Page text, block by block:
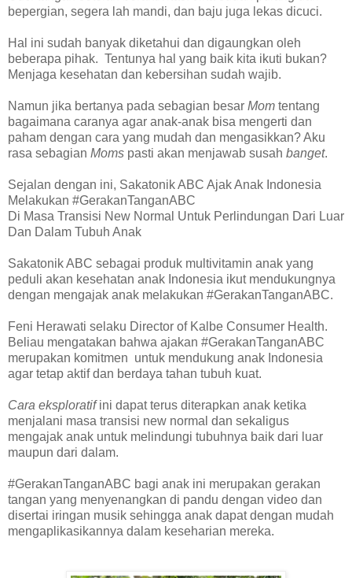
bepergian, segera lah mandi, dan baju juga lekas dicuci.
Hal ini sudah banyak diketahui dan digaungkan oleh
beberapa pihak. Tentunya hal yang baik kita ikuti bukan?
Menjaga kesehatan dan kebersihan sudah wajib.
Namun jika bertanya pada sebagian besar Mom tentang
bagaimana caranya agar anak-anak bisa mengerti dan
paham dengan cara yang mudah dan mengasikkan? Aku
rasa sebagian Moms pasti akan menjawab susah banget.
Sejalan dengan ini, Sakatonik ABC Ajak Anak Indonesia
Melakukan #GerakanTanganABC
Di Masa Transisi New Normal Untuk Perlindungan Dari Luar
Dan Dalam Tubuh Anak
Sakatonik ABC sebagai produk multivitamin anak yang
peduli akan kesehatan anak Indonesia ikut mendukungnya
dengan mengajak anak melakukan #GerakanTanganABC.
Feni Herawati selaku Director of Kalbe Consumer Health.
Beliau mengatakan bahwa ajakan #GerakanTanganABC
merupakan komitmen untuk mendukung anak Indonesia
agar tetap aktif dan berdaya tahan tubuh kuat.
Cara eksploratifini dapat terus diterapkan anak ketika
menjalani masa transisi new normal dan sekaligus
mengajak anak untuk melindungi tubuhnya baik dari luar
maupun dari dalam.
#GerakanTanganABC bagi anak ini merupakan gerakan
tangan yang menyenangkan di pandu dengan video dan
disertai iringan musik sehingga anak dapat dengan mudah
mengaplikasikannya dalam keseharian mereka.